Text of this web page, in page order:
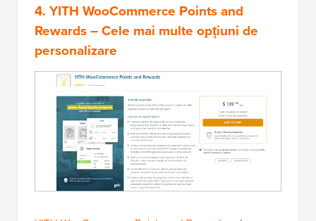
4. YITH WooCommerce Points and
Rewards– Cele mai multe opțiuni de
personalizare